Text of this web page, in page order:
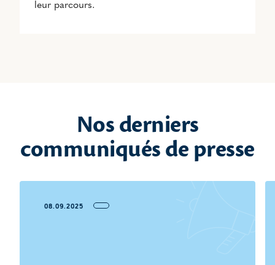
leur parcours.
Nos derniers
communiqués de presse
08.09.2025